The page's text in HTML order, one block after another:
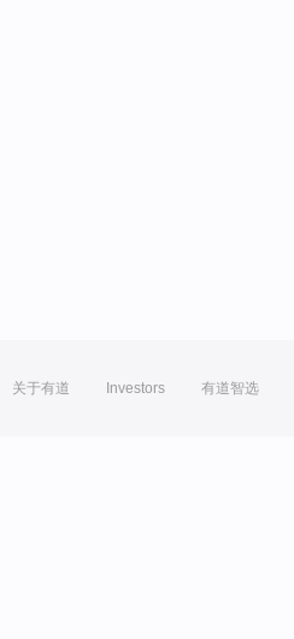
关于有道 Investors 有道智选